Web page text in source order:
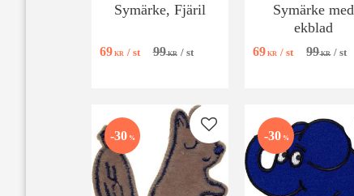
Symärke, Fjäril
69KR / st 99KR / st
Symärke med
ekblad
69 KR /st 99KR /st
30 % Lägg till i favoriter
30 %